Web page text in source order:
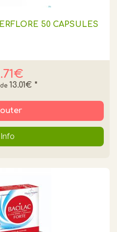
50 CAPSULES
13.01€ *
Info